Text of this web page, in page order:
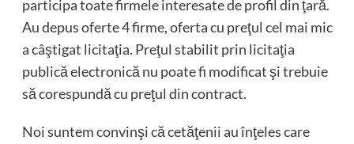
participa toate firmele interesate de profil din ţară.
Au depus oferte 4 firme, oferta cu preţul cel mai mic
a câştigat licitaţia. Preţul stabilit prin licitaţia
publică electronică nu poate fi modificat şi trebuie
să corespundă cu preţul din contract.
Noi suntem convinşi că cetăţenii au înţeles care